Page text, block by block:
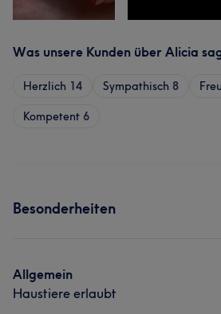
Was unsere Kunden über Alicia
Herzlich 14 Sympathisch 8
Kompetent 6
Besonderheiten
Allgemein
Haustiere erlaubt